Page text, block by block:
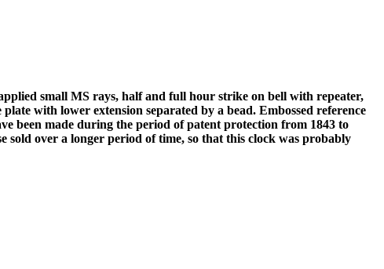
small MS rays, half and full hour strike on bell with repeater,
with lower extension separated by a bead. Embossed reference
been made during the period of patent protection from 1843 to
sold over a longer period of time, so that this clock was probably